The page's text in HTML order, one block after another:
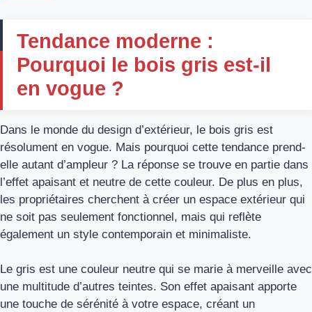
Tendance moderne :
Pourquoi le bois gris est-il
en vogue ?
Dans le monde du design d’extérieur, le bois gris est
résolument en vogue. Mais pourquoi cette tendance prend-
elle autant d’ampleur ? La réponse se trouve en partie dans
l’effet apaisant et neutre de cette couleur. De plus en plus,
les propriétaires cherchent à créer un espace extérieur qui
ne soit pas seulement fonctionnel, mais qui reflète
également un style contemporain et minimaliste.
Le gris est une couleur neutre qui se marie à merveille avec
une multitude d’autres teintes. Son effet apaisant apporte
une touche de sérénité à votre espace, créant un